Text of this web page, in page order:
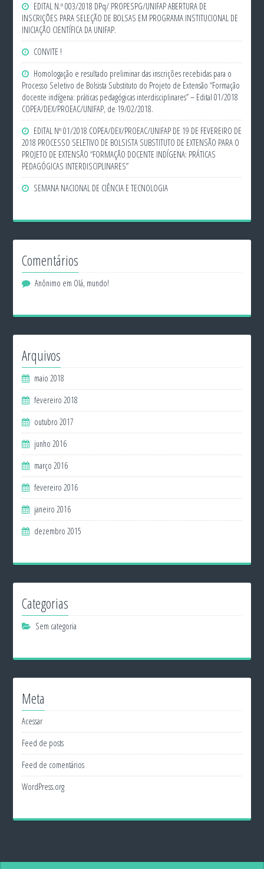
EDITAL N.º 003/2018 DPq/ PROPESPG/UNIFAP ABERTURA DE
INSCRIÇÕES PARA SELEÇÃO DE BOLSAS EM PROGRAMA INSTITUCIONAL DE
INICIAÇÃO CIENTÍFICA DA UNIFAP.
CONVITE !
Homologação e resultado preliminar das inscrições recebidas para o
Processo Seletivo de Bolsista Substituto do Projeto de Extensão “Formação
docente indígena: práticas pedagógicas interdisciplinares” – Edital 01/2018
COPEA/DEX/PROEAC/UNIFAP, de 19/02/2018.
EDITAL Nº 01/2018 COPEA/DEX/PROEAC/UNIFAP DE 19 DE FEVEREIRO DE
2018 PROCESSO SELETIVO DE BOLSISTA SUBSTITUTO DE EXTENSÃO PARA O
PROJETO DE EXTENSÃO “FORMAÇÃO DOCENTE INDÍGENA: PRÁTICAS
PEDAGÓGICAS INTERDISCIPLINARES”
SEMANA NACIONAL DE CIÊNCIA E TECNOLOGIA
Comentários
Anônimo em Olá, mundo!
Arquivos
maio 2018
fevereiro 2018
outubro 2017
junho 2016
março 2016
fevereiro 2016
janeiro 2016
dezembro 2015
Categorias
Sem categoria
Meta
Acessar
Feed de posts
Feed de comentários
WordPress.org